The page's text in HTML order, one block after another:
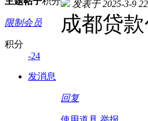
限制会员
积分
-24
发消息
发表于 2025-3-9
成都贷
回复